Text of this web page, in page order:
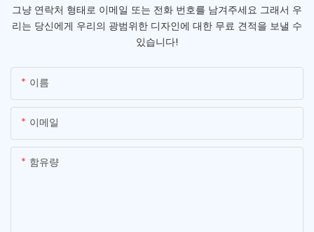
그냥 연락처 형태로 이메일 또는 전화 번호를 남겨주세요 그래서 우
리는 당신에게 우리의 광범위한 디자인에 대한 무료 견적을 보낼 수
있습니다!
이름
이메일
함유량